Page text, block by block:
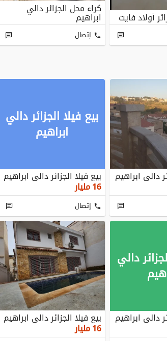
أولاد فايت
كراء محل الجزائر دالي
ابراهيم
إتصال
دالي ابراهيم
بيع فيلا الجزائر دالي
ابراهيم
بيع فيلا الجزائر دالي ابراهيم
16مليار
إتصال
دالي
دالي ابراهيم بيع فيلا الجزائر دالي ابراهيم
16مليار